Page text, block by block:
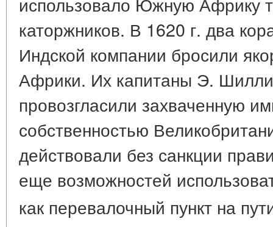
каторжников. В 1620 г. два
Индской компании бросили
Африки. Их капитаны Э.
провозгласили захваченную
собственностью
действовали без санкции
еще возможностей
как перевалочный пункт на